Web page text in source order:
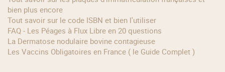
bien plus encore
Tout savoir sur le code ISBN et bien l'utiliser
FAQ - Les Péages à Flux Libre en 20 questions
La Dermatose nodulaire bovine contagieuse
Les Vaccins Obligatoires en France ( le Guide Complet )